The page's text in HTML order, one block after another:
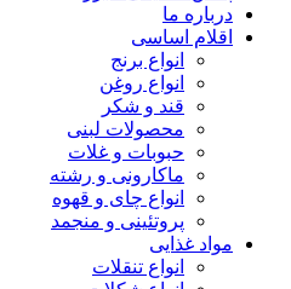
درباره ما
اقلام اساسی
انواع برنج
انواع روغن
قند و شکر
محصولات لبنی
حبوبات و غلات
ماکارونی و رشته
انواع چای و قهوه
پروتئینی و منجمد
مواد غذایی
انواع تنقلات